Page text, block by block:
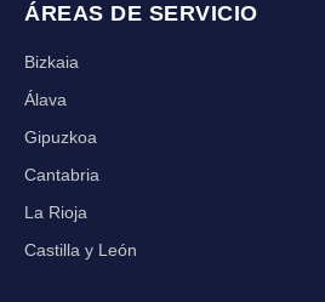
ÁREAS DE SERVICIO
Bizkaia
Álava
Gipuzkoa
Cantabria
La Rioja
Castilla y León